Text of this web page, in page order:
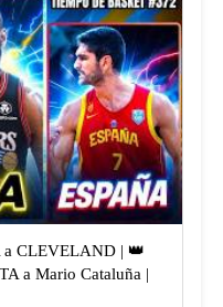
CLEVELAND | 👑
a Mario Cataluña |